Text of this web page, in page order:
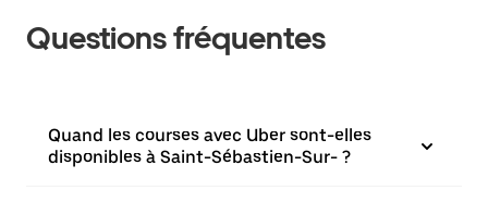
Questions fréquentes
Quand les courses avec Uber sont-elles
disponibles à Saint-Sébastien-Sur- ?